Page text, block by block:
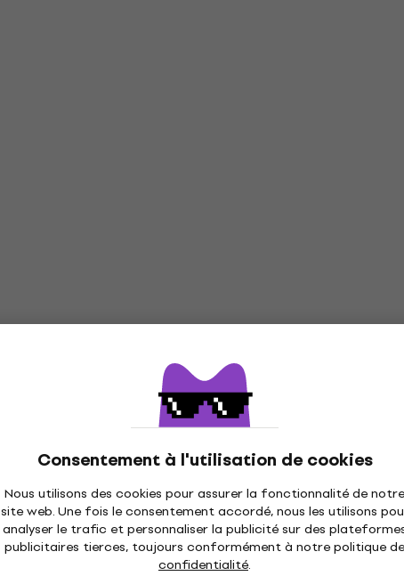
Consentement à l'utilisation de cookies
Nous utilisons des cookies pour assurer la fonctionnalité de notre
site web. Une fois le consentement accordé, nous les utilisons
analyser le trafic et personnaliser la publicité sur des
publicitaires tierces, toujours conformément à notre politique de
confidentialité.